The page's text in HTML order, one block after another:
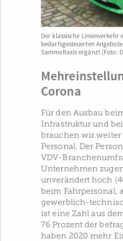
Der klassische
bedarfsgesteuerten
Sammeltaxis ergänzt (Foto:
Corona
Für den Ausbau
Infrastruktur und
brauchen wir weiter
Personal. Der
VDV-
Unternehmen
unverändert hoch
beim Fahrpersonal,
gewerblich-
ist eine Zahl aus
76 Prozent der
haben 2020 mehr